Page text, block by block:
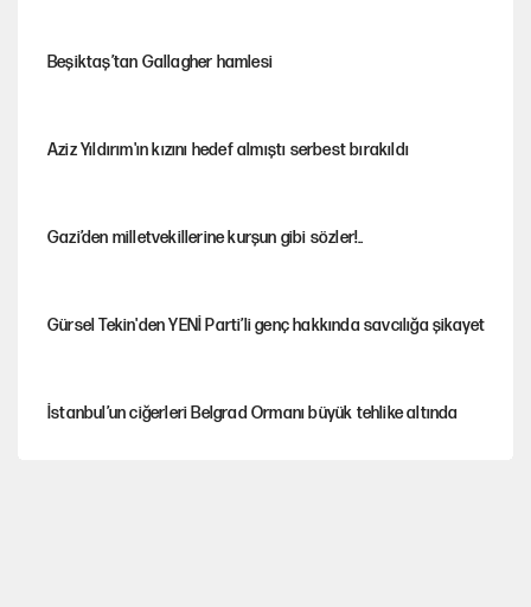
Beşiktaş’tan Gallagher hamlesi
Aziz Yıldırım'ın kızını hedef almıştı serbest bırakıldı
Gazi’den milletvekillerine kurşun gibi sözler!..
Gürsel Tekin'den YENİ Parti’li genç hakkında savcılığa şikayet
İstanbul’un ciğerleri Belgrad Ormanı büyük tehlike altında